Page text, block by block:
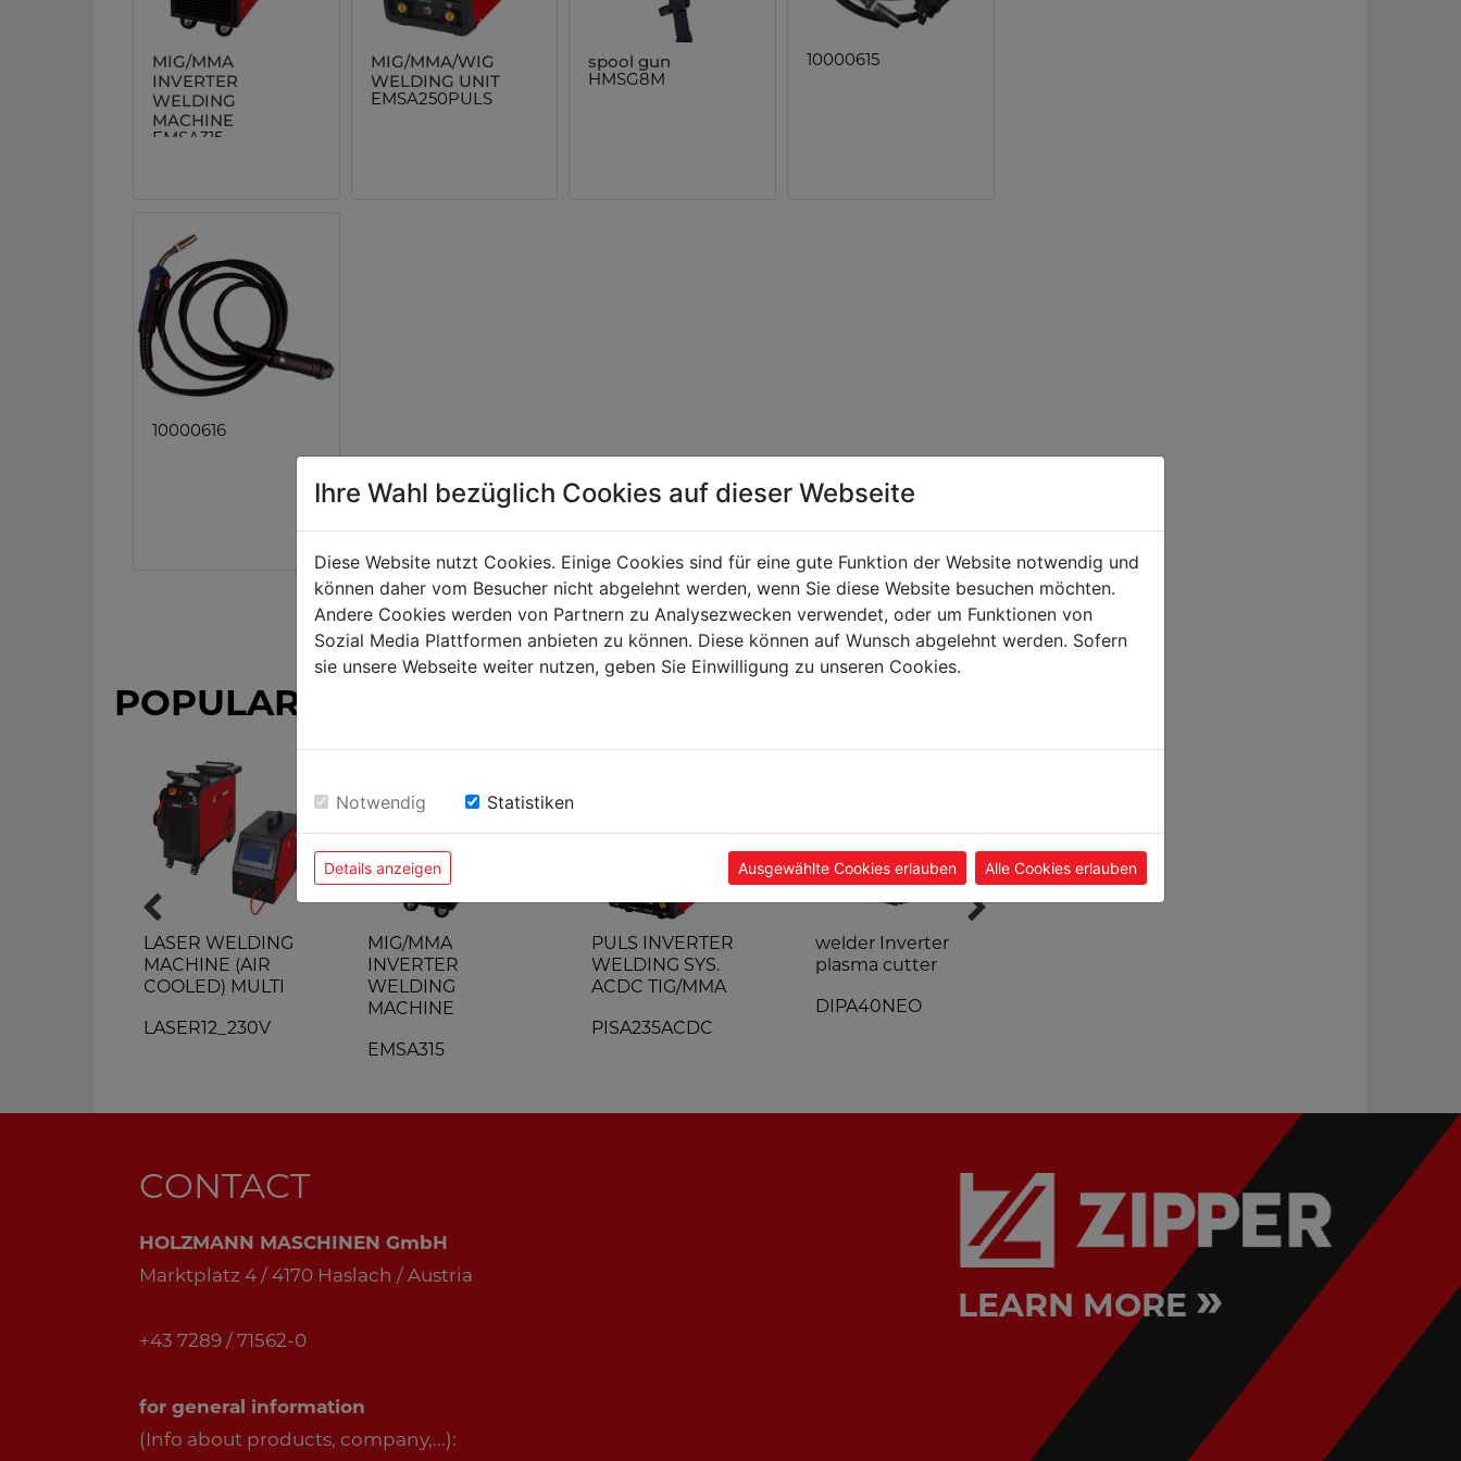
MIG/MMA
INVERTER
WELDING
MACHINE
EMSA315
MIG/MMA/WIG
WELDING UNIT
EMSA250PULS
spool gun
HMSG8M
10000615
10000616
POPULAR PRODUCTS
LASER WELDING
MACHINE (AIR
COOLED) MULTI
LASER12_230V
MIG/MMA
INVERTER
WELDING
MACHINE
EMSA315
PULS INVERTER
WELDING SYS.
ACDC TIG/MMA
PISA235ACDC
welder Inverter
plasma cutter
DIPA40NEO
CONTACT
HOLZMANN MASCHINEN GmbH
Marktplatz 4 / 4170 Haslach / Austria
+43 7289 / 71562-0
for general information
(Info about products, company,...):
LEARN MORE »
Ihre Wahl bezüglich Cookies auf dieser Webseite
Diese Website nutzt Cookies. Einige Cookies sind für eine gute Funktion der Website notwendig und
können daher vom Besucher nicht abgelehnt werden, wenn Sie diese Website besuchen möchten.
Andere Cookies werden von Partnern zu Analysezwecken verwendet, oder um Funktionen von
Sozial Media Plattformen anbieten zu können. Diese können auf Wunsch abgelehnt werden. Sofern
sie unsere Webseite weiter nutzen, geben Sie Einwilligung zu unseren Cookies.
Notwendig Statistiken
Details anzeigen Ausgewählte Cookies erlauben Alle Cookies erlauben